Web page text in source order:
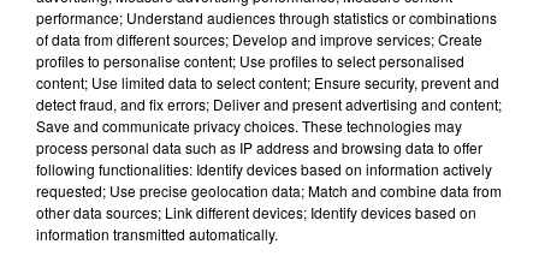
anticriminalité. Ivre, le jeune
homme a été placé en cellule de
dégrisement puis en garde à vue.
Hier, il était toujours entendu.
Publié : 15 septembre 2015 à 8h19
performance; Understand audiences through statistics or combinations
of data from different sources; Develop and improve services; Create
profiles to personalise content; Use profiles to select personalised
content; Use limited data to select content; Ensure security, prevent and
detect fraud, and fix errors; Deliver and present advertising and content;
Save and communicate privacy choices. These technologies may
process personal data such as IP address and browsing data to offer
following functionalities: Identify devices based on information actively
requested; Use precise geolocation data; Match and combine data from
other data sources; Link different devices; Identify devices based on
information transmitted automatically.